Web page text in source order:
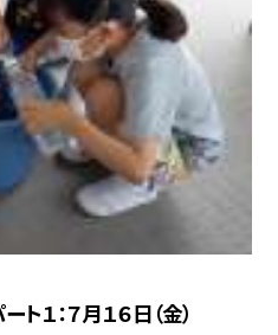
：７月１６日（金）